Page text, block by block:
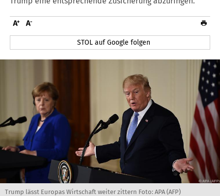
STOL auf Google folgen
Trump lässt Europas Wirtschaft weiter zittern Foto: APA (AFP)